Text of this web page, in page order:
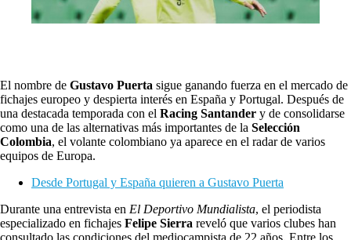
El nombre de Gustavo Puerta sigue ganando fuerza en el mercado de
fichajes europeo y despierta interés en España y Portugal. Después de
una destacada temporada con el Racing Santander y de consolidarse
como una de las alternativas más importantes de la Selección
Colombia, el volante colombiano ya aparece en el radar de varios
equipos de Europa.
Desde Portugal y España quieren a Gustavo Puerta
Durante una entrevista en El Deportivo Mundialista, el periodista
especializado en fichajes Felipe Sierra reveló que varios clubes han
consultado las condiciones del mediocampista de 22 años. Entre los